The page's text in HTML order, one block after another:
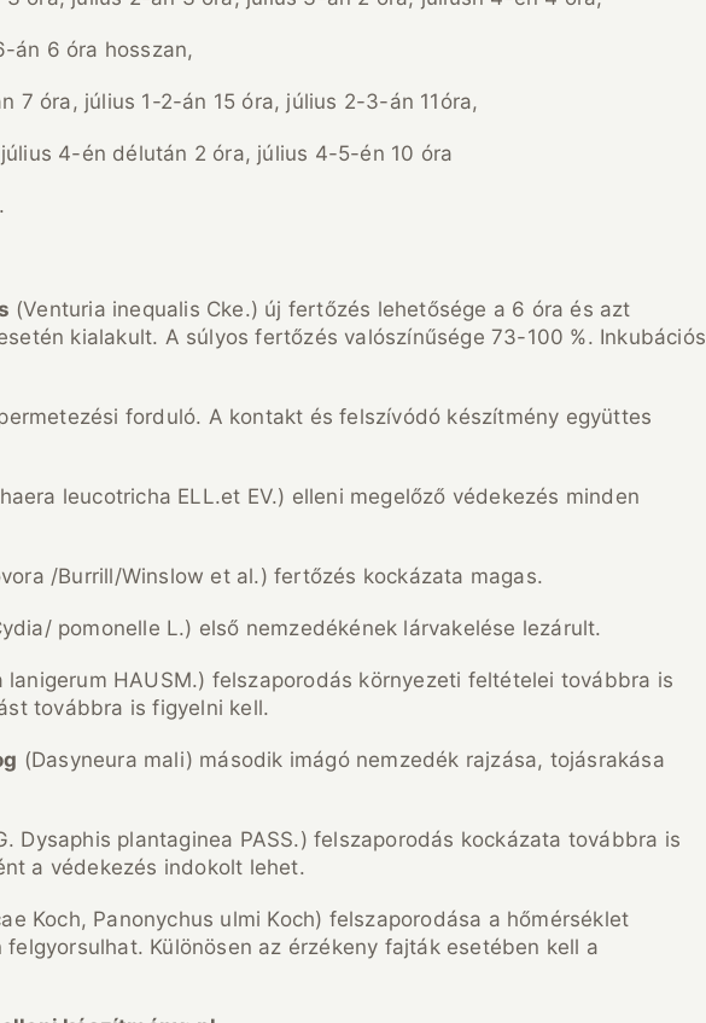
án 6 óra hosszan,
7 óra, július 1-2-án 15 óra, július 2-3-án 11óra,
4-én délután 2 óra, július 4-5-én 10 óra
(Venturia inequalis Cke.) új fertőzés lehetősége a 6 óra és azt
kialakult. A súlyos fertőzés valószínűsége 73-100 %. Inkubációs
forduló. A kontakt és felszívódó készítmény együttes
leucotricha ELL.et EV.) elleni megelőző védekezés minden
/Burrill/Winslow et al.) fertőzés kockázata magas.
pomonelle L.) első nemzedékének lárvakelése lezárult.
lanigerum HAUSM.) felszaporodás környezeti feltételei továbbra is
továbbra is figyelni kell.
(Dasyneura mali) második imágó nemzedék rajzása, tojásrakása
Dysaphis plantaginea PASS.) felszaporodás kockázata továbbra is
a védekezés indokolt lehet.
Koch, Panonychus ulmi Koch) felszaporodása a hőmérséklet
Különösen az érzékeny fajták esetében kell a